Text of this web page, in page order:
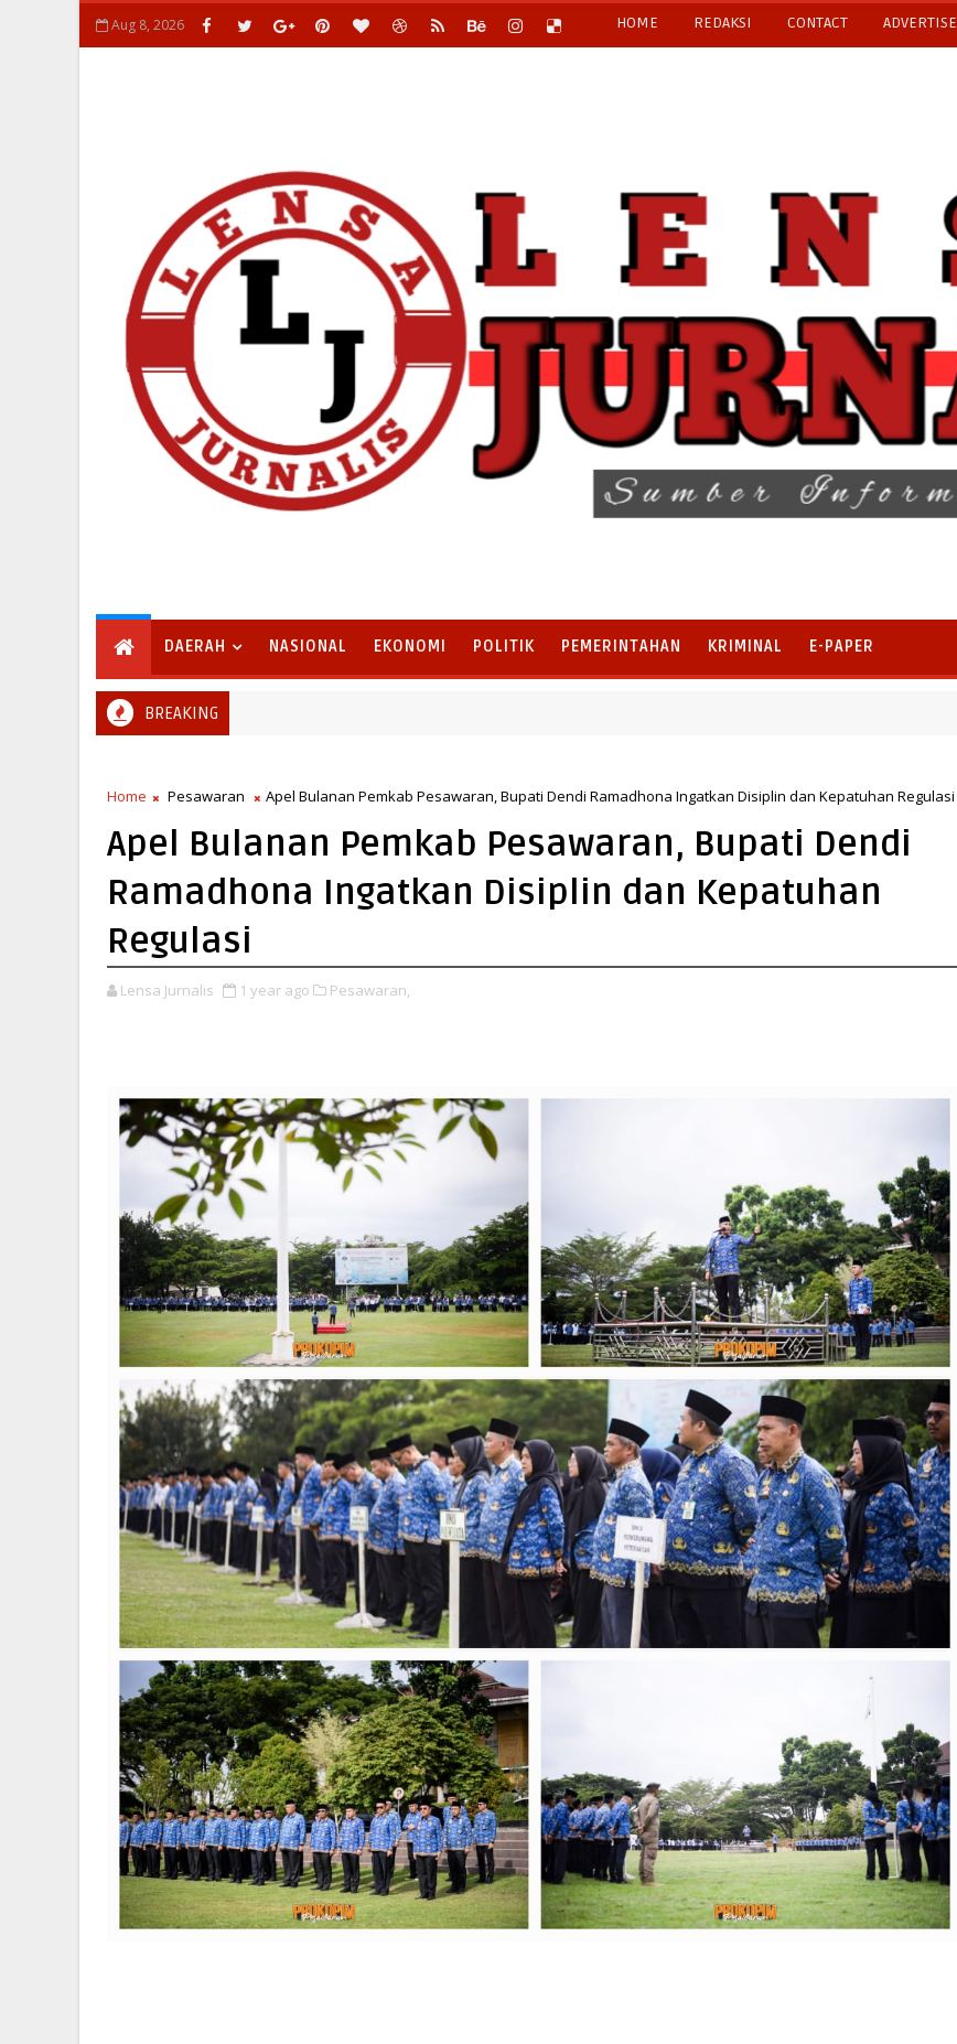
Aug 8, 2026 HOME REDAKSI CONTACT ADVERTISE
DAERAH NASIONAL EKONOMI POLITIK PEMERINTAHAN KRIMINAL E-PAPER
BREAKING
Home Pesawaran Apel Bulanan Pemkab Pesawaran, Bupati Dendi Ramadhona Ingatkan Disiplin dan Kepatuhan Regulasi
Apel Bulanan Pemkab Pesawaran, Bupati Dendi
Ramadhona Ingatkan Disiplin dan Kepatuhan
Regulasi
Lensa Jurnalis 1 year ago Pesawaran,